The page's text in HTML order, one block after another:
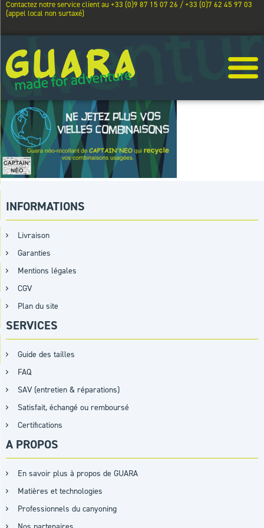
Contactez notre service client au +33 (0)9 87 15 07 26 / +33 (0)7 62 45 97 03
(appel local non surtaxé)
INFORMATIONS
Livraison
Garanties
Mentions légales
CGV
Plan du site
SERVICES
Guide des tailles
FAQ
SAV (entretien & réparations)
Satisfait, échangé ou remboursé
Certifications
A PROPOS
En savoir plus à propos de GUARA
Matières et technologies
Professionnels du canyoning